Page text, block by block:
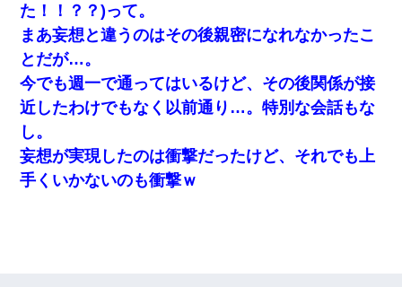
た！！？？)って。
まあ妄想と違うのはその後親密になれなかったこ
とだが…。
今でも週一で通ってはいるけど、その後関係が接
近したわけでもなく以前通り…。特別な会話もな
し。
妄想が実現したのは衝撃だったけど、それでも上
手くいかないのも衝撃ｗ